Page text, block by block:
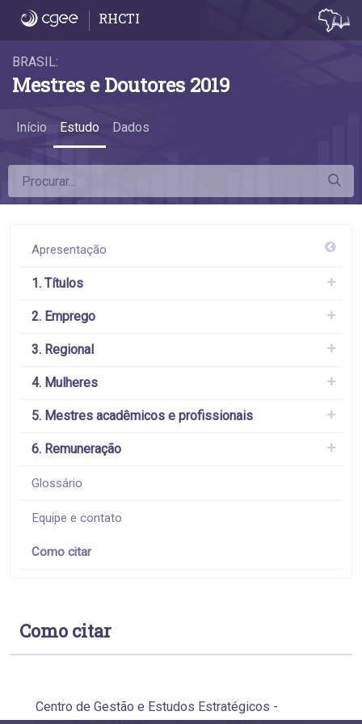
Como citar - Como citar
RHCTI
BRASIL:
Mestres e Doutores 2019
Início Estudo Dados
Apresentação
1. Títulos
2. Emprego
3. Regional
4. Mulheres
5. Mestres acadêmicos e profissionais
6. Remuneração
Glossário
Equipe e contato
Como citar
Como citar
Centro de Gestão e Estudos Estratégicos -